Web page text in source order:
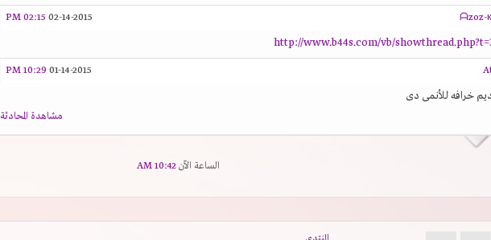
02-14-2015
02:15 PM ᗩzoz-
http://www.b44s.com/vb/
01-14-2015
10:29 PM
خرافه للأنمى دى
مشاهدة المحادثة
الساعة الآن10:42 AM